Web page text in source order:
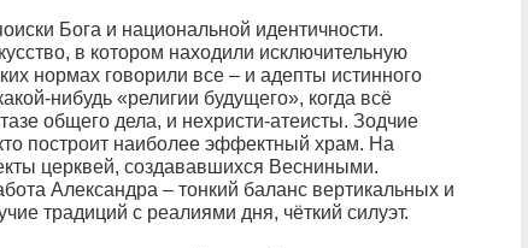
Бога и национальной идентичности.
в котором находили исключительную
нормах говорили все – и адепты истинного
нибудь «религии будущего», когда всё
общего дела, и нехристи-атеисты. Зодчие
построит наиболее эффектный храм. На
церквей, создававшихся Весниными.
Александра – тонкий баланс вертикальных и
традиций с реалиями дня, чёткий силуэт.